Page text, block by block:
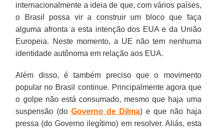
internacionalmente a ideia de que, com vários países,
o Brasil possa vir a construir um bloco que faça
alguma afronta a esta intenção dos EUA e da União
Europeia. Neste momento, a UE não tem nenhuma
identidade autônoma em relação aos EUA.
Além disso, é também preciso que o movimento
popular no Brasil continue. Principalmente agora que
o golpe não está consumado, mesmo que haja uma
suspensão (doGoverno de Dilma) e que não haja
pressa (do Governo ilegítimo) em resolver. Aliás, esta